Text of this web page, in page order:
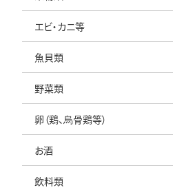
エビ・カニ等
魚貝類
野菜類
卵（鶏、烏骨鶏等）
お酒
飲料類